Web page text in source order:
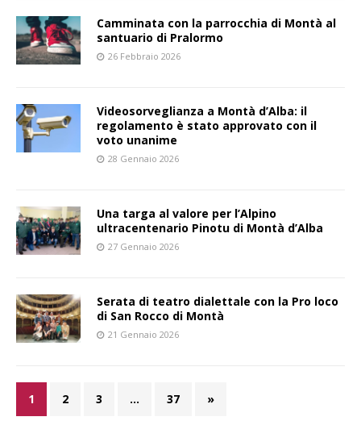
Camminata con la parrocchia di Montà al
santuario di Pralormo
26 Febbraio 2026
Videosorveglianza a Montà d’Alba: il
regolamento è stato approvato con il
voto unanime
28 Gennaio 2026
Una targa al valore per l’Alpino
ultracentenario Pinotu di Montà d’Alba
27 Gennaio 2026
Serata di teatro dialettale con la Pro loco
di San Rocco di Montà
21 Gennaio 2026
1 2 3 … 37 »